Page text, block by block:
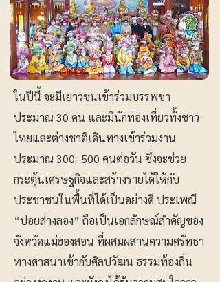
ในปีนี้ จะมีเยาวชนเข้าร่วมบรรพชา
ประมาณ 30 คน และมีนักท่องเที่ยวทั้งชาว
ไทยและต่างชาติเดินทางเข้าร่วมงาน
ประมาณ 300–500 คนต่อวัน ซึ่งจะช่วย
กระตุ้นเศรษฐกิจและสร้างรายได้ให้กับ
ประชาชนในพื้นที่ได้เป็นอย่างดี ประเพณี
“ปอยส่างลอง” ถือเป็นเอกลักษณ์สำคัญของ
จังหวัดแม่ฮ่องสอน ที่ผสมผสานความศรัทธา
ทางศาสนาเข้ากับศิลปวัฒน ธรรมท้องถิ่น